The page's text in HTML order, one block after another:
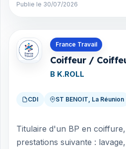
Publie le 30/07/2026
France Travail
Coiffeur /
B K.ROLL
CDI ST BENOIT, La Réunion
Titulaire d'un BP en
prestations suivante :
Offres en La Réunion